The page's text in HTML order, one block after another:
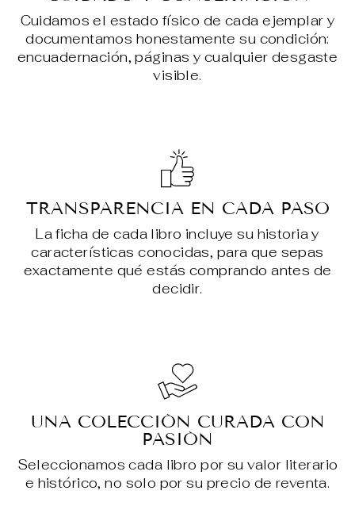
Cuidamos el estado físico de cada ejemplar y
documentamos honestamente su condición:
encuadernación, páginas y cualquier desgaste
visible.
TRANSPARENCIA EN CADA PASO
La ficha de cada libro incluye su historia y
características conocidas, para que sepas
exactamente qué estás comprando antes de
decidir.
UNA COLECCIÓN CURADA CON
PASIÓN
Seleccionamos cada libro por su valor literario
e histórico, no solo por su precio de reventa.